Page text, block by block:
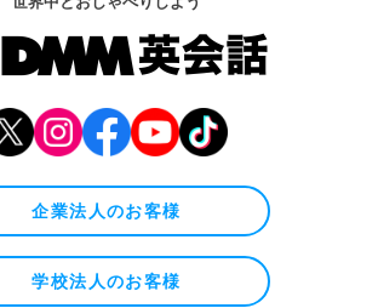
企業法人のお客様
学校法人のお客様